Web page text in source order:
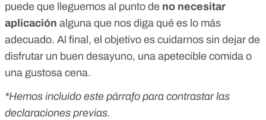
puede que lleguemos al punto de no necesitar
aplicación alguna que nos diga qué es lo más
adecuado. Al final, el objetivo es cuidarnos sin dejar de
disfrutar un buen desayuno, una apetecible comida o
una gustosa cena.
*Hemos incluido este párrafo para contrastar las
declaraciones previas.